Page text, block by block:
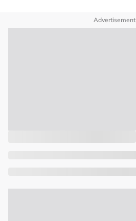
Advertisement